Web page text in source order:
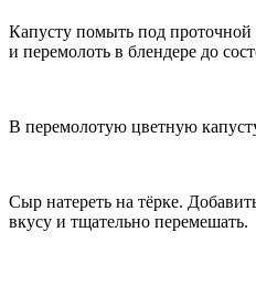
Капусту помыть под проточной
и перемолоть в блендере до
В перемолотую цветную
Сыр натереть на тёрке.
вкусу и тщательно перемешать.